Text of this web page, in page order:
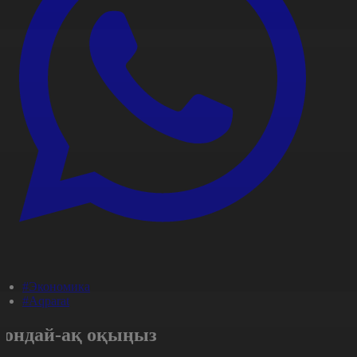
#Экономика
#Aqparat
ақ оқыңыз